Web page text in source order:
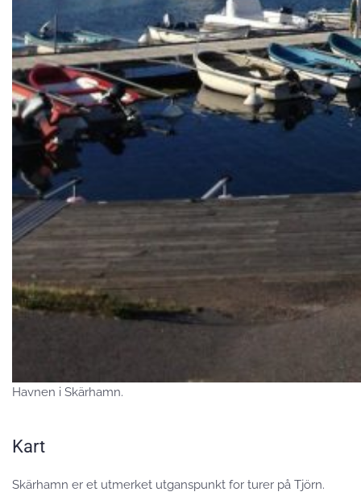
Havnen i Skärhamn.
Kart
Skärhamn er et utmerket utganspunkt for turer på Tjörn.